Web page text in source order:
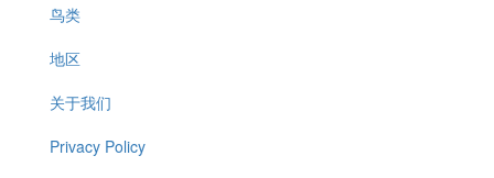
鸟类
地区
关于我们
Privacy Policy